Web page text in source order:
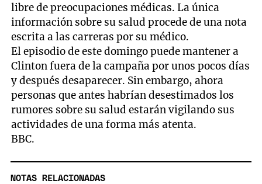
libre de preocupaciones médicas. La única
información sobre su salud procede de una nota
escrita a las carreras por su médico.
El episodio de este domingo puede mantener a
Clinton fuera de la campaña por unos pocos días
y después desaparecer. Sin embargo, ahora
personas que antes habrían desestimados los
rumores sobre su salud estarán vigilando sus
actividades de una forma más atenta.
BBC.
NOTAS RELACIONADAS